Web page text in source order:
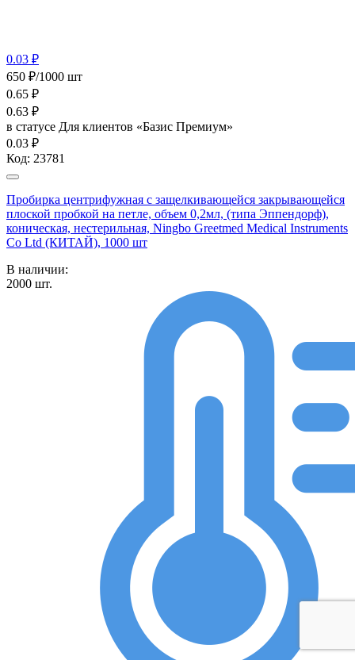
0.03 ₽
650 ₽/1000 шт
0.65 ₽
0.63 ₽
в статусе Для клиентов «Базис Премиум»
0.03 ₽
Код: 23781
Пробирка центрифужная с защелкивающейся закрывающейся
плоской пробкой на петле, объем 0,2мл, (типа Эппендорф),
коническая, нестерильная, Ningbo Greetmed Medical Instruments
Co Ltd (КИТАЙ), 1000 шт
В наличии:
2000 шт.